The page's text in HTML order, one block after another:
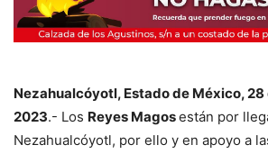
Nezahualcóyotl, Estado de México,
2023.- Los Reyes Magosestán por
Nezahualcóyotl, por ello y en apoyo a